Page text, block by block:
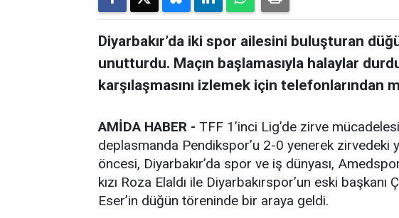
Diyarbakır’da iki spor ailesini buluşturan
unutturdu. Maçın başlamasıyla halaylar
karşılaşmasını izlemek için telefonlarından
AMİDA HABER - TFF 1’inci Lig’de zirve
deplasmanda Pendikspor’u 2-0 yenerek zirvedeki
öncesi, Diyarbakır’da spor ve iş dünyası,
kızı Roza Elaldı ile Diyarbakırspor’un eski
Eser’in düğün töreninde bir araya geldi.